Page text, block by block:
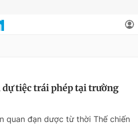
tiệc trái phép tại trường
quan đạn dược từ thời Thế chiến